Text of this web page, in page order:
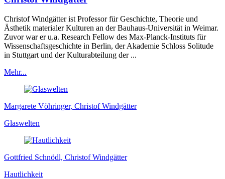
Christof Windgätter ist Professor für Geschichte, Theorie und
Ästhetik materialer Kulturen an der Bauhaus-Universität in Weimar.
Zuvor war er u.a. Research Fellow des Max-Planck-Instituts für
Wissenschaftsgeschichte in Berlin, der Akademie Schloss Solitude
in Stuttgart und der Kulturabteilung der ...
Mehr...
Margarete Vöhringer, Christof Windgätter
Glaswelten
Gottfried Schnödl, Christof Windgätter
Hautlichkeit